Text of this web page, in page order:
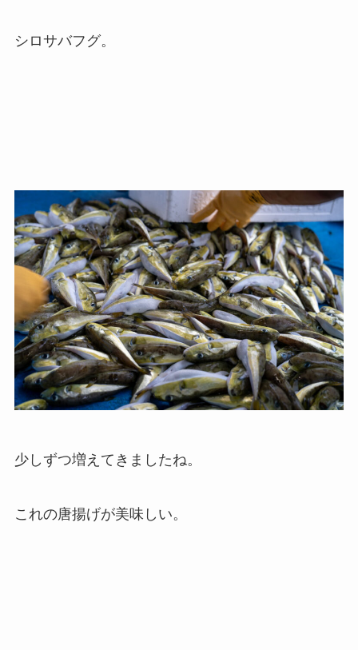
シロサバフグ。
少しずつ増えてきましたね。
これの唐揚げが美味しい。